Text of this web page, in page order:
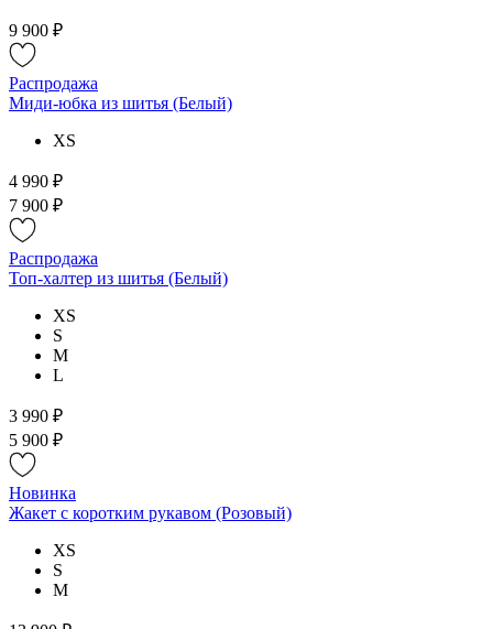
9 900 ₽
Распродажа
Миди-юбка из шитья (Белый)
XS
4 990 ₽
7 900 ₽
Распродажа
Топ-халтер из шитья (Белый)
XS
S
M
L
3 990 ₽
5 900 ₽
Новинка
Жакет с коротким рукавом (Розовый)
XS
S
M